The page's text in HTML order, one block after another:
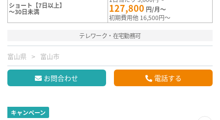
ショート【7日以上】
～30日未満 127,800 円/月～
初期費用他 16,500円～
テレワーク・在宅勤務可
富山県 富山市
お問合わせ 電話する
キャンペーン